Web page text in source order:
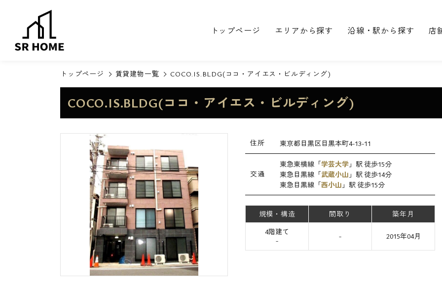
トップページ エリアから探す 沿線・駅から探す 店
トップページ 賃貸建物一覧 COCO.IS.BLDG(ココ・アイエス・ビルディング)
COCO.IS.BLDG(ココ・アイエス・ビルディング)
住所 東京都目黒区目黒本町4-13-11
交通
東急東横線「学芸大学 」駅 徒歩15分
東急目黒線「武蔵小山 」駅 徒歩14分
東急目黒線「西小山 」駅 徒歩15分
規模・構造 間取り
築年月
4階建て
-
- 2015年04月